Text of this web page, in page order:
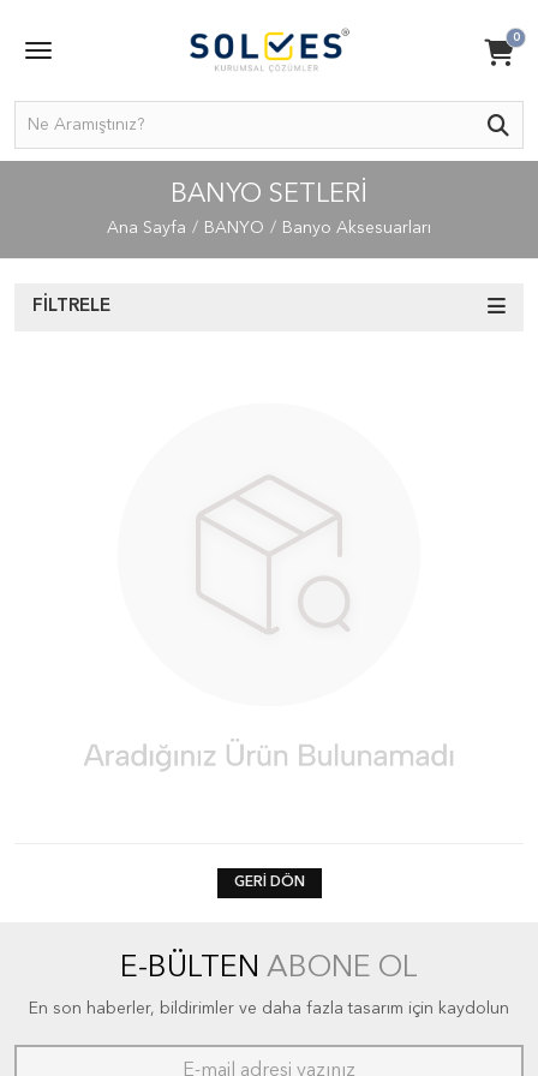
0
BANYO SETLERI
Ana Sayfa BANYO Banyo Aksesuarları
FILTRELE
GERI DÖN
E-BÜLTEN ABONE OL
En son haberler, bildirimler ve daha fazla tasarım için kaydolun